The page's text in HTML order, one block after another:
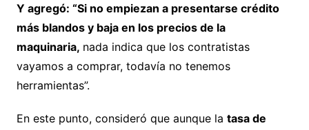
Y agregó: “Si no empiezan a presentarse crédito
más blandos y baja en los precios de la
maquinaria, nada indica que los contratistas
vayamos a comprar, todavía no tenemos
herramientas”.
En este punto, consideró que aunque la tasa de